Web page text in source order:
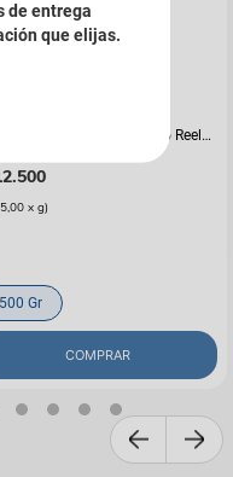
Húmedo Para Perro Reelds
Grain Free Sabor A Cordero
.500
x g)
500 Gr
COMPRAR
de entrega
que elijas.